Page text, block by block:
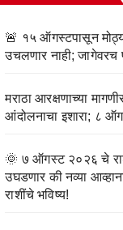
🚨 १५ ऑगस्टपासून
उचलणार नाही;
मराठा आरक्षणाच्या
आंदोलनाचा इशारा; ८
🌞 ७ ऑगस्ट २०२६ चे
उघडणार की नव्या
राशींचे भविष्य!